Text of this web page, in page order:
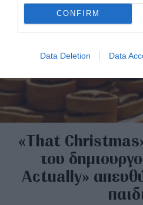
CONFIRM
Data Deletion Data
«That
του
Actually»